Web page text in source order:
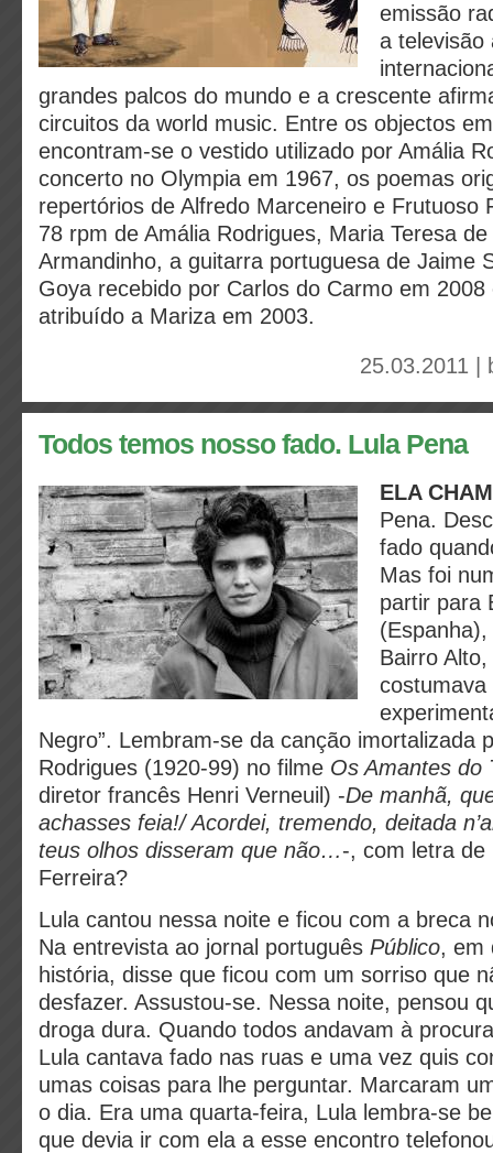
emissão
a televisão
grandes palcos do mundo e a crescente
circuitos da world music. Entre os objectos
encontram-se o vestido utilizado por Amália
concerto no Olympia em 1967, os poemas
repertórios de Alfredo Marceneiro e Frutuoso
78 rpm de Amália Rodrigues, Maria Teresa
Armandinho, a guitarra portuguesa de Jaime
Goya recebido por Carlos do Carmo em
atribuído a Mariza em 2003.
25.03.2011 |
Todos temos nosso fado. Lula Pena
ELA
Pena.
fado
Mas foi
partir para
Bairro
costumava
Negro”. Lembram-se da canção imortalizada
Rodrigues (1920-99) no filme Os Amantes do
diretor francês Henri Verneuil) -De manhã,
achasses feia!/ Acordei, tremendo, deitada
teus olhos disseram que não…-, com letra de
Ferreira?
Lula cantou nessa noite e ficou com a breca
Na entrevista ao jornal português Público, em
história, disse que ficou com um sorriso que
desfazer. Assustou-se. Nessa noite, pensou
droga dura. Quando todos andavam à
Lula cantava fado nas ruas e uma vez quis
umas coisas para lhe perguntar. Marcaram
o dia. Era uma quarta-feira, Lula lembra-se
que devia ir com ela a esse encontro